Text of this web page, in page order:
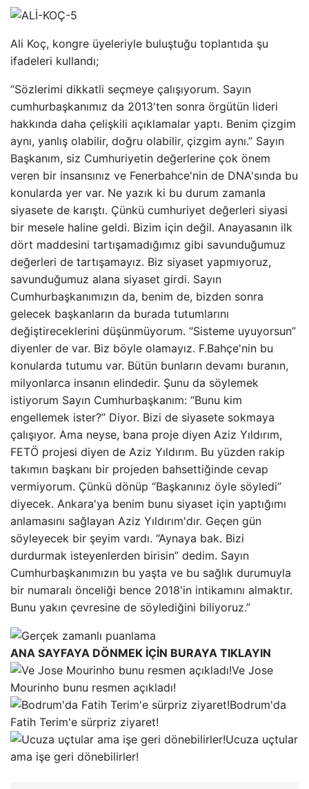
Ali Koç, kongre üyeleriyle buluştuğu toplantıda şu
ifadeleri kullandı;
“Sözlerimi dikkatli seçmeye çalışıyorum. Sayın
cumhurbaşkanımız da 2013'ten sonra örgütün lideri
hakkında daha çelişkili açıklamalar yaptı. Benim çizgim
aynı, yanlış olabilir, doğru olabilir, çizgim aynı.” Sayın
Başkanım, siz Cumhuriyetin değerlerine çok önem
veren bir insansınız ve Fenerbahce'nin de DNA'sında bu
konularda yer var. Ne yazık ki bu durum zamanla
siyasete de karıştı. Çünkü cumhuriyet değerleri siyasi
bir mesele haline geldi. Bizim için değil. Anayasanın ilk
dört maddesini tartışamadığımız gibi savunduğumuz
değerleri de tartışamayız. Biz siyaset yapmıyoruz,
savunduğumuz alana siyaset girdi. Sayın
Cumhurbaşkanımızın da, benim de, bizden sonra
gelecek başkanların da burada tutumlarını
değiştireceklerini düşünmüyorum. “Sisteme uyuyorsun”
diyenler de var. Biz böyle olamayız. F.Bahçe'nin bu
konularda tutumu var. Bütün bunların devamı buranın,
milyonlarca insanın elindedir. Şunu da söylemek
istiyorum Sayın Cumhurbaşkanım: “Bunu kim
engellemek ister?” Diyor. Bizi de siyasete sokmaya
çalışıyor. Ama neyse, bana proje diyen Aziz Yıldırım,
FETÖ projesi diyen de Aziz Yıldırım. Bu yüzden rakip
takımın başkanı bir projeden bahsettiğinde cevap
vermiyorum. Çünkü dönüp “Başkanınız öyle söyledi”
diyecek. Ankara'ya benim bunu siyaset için yaptığımı
anlamasını sağlayan Aziz Yıldırım'dır. Geçen gün
söyleyecek bir şeyim vardı. “Aynaya bak. Bizi
durdurmak isteyenlerden birisin” dedim. Sayın
Cumhurbaşkanımızın bu yaşta ve bu sağlık durumuyla
bir numaralı önceliği bence 2018'in intikamını almaktır.
Bunu yakın çevresine de söylediğini biliyoruz.”
ANA SAYFAYA DÖNMEK İÇİN BURAYA TIKLAYIN
Ve Jose
Mourinho bunu resmen açıkladı!
Bodrum'da
Fatih Terim'e sürpriz ziyaret!
Ucuza uçtular
ama işe geri dönebilirler!